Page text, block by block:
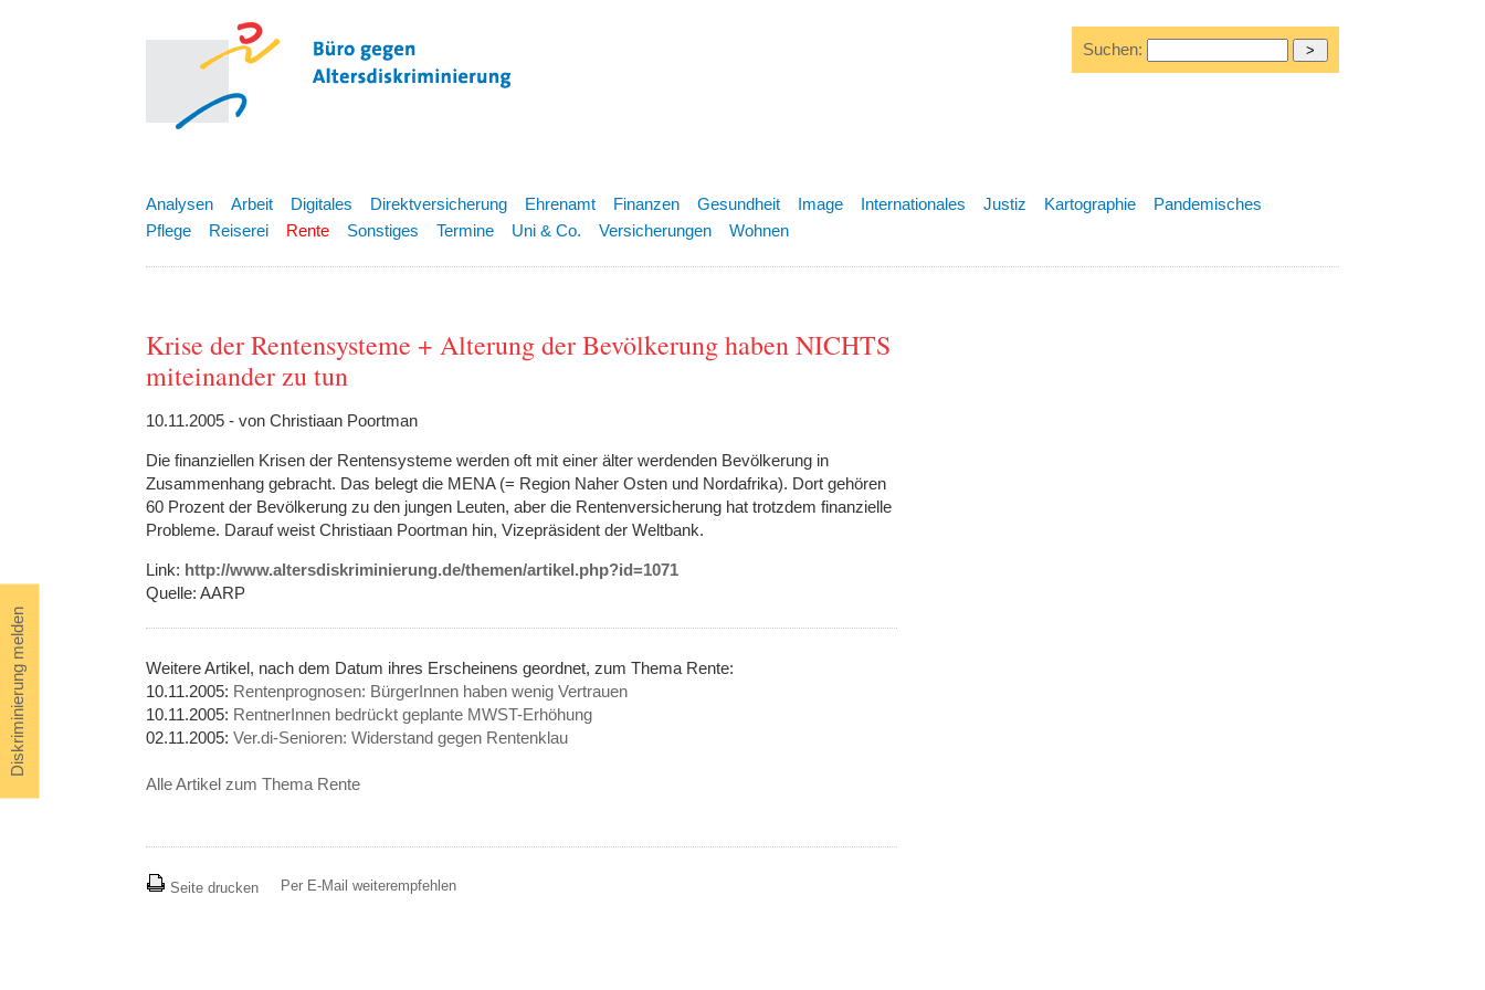
Diskriminierung melden
Suchen:
Analysen Arbeit Digitales Direktversicherung Ehrenamt Finanzen Gesundheit Image Internationales Justiz Kartographie
Pandemisches
Pflege
Reiserei Rente Sonstiges Termine Uni & Co. Versicherungen Wohnen
Krise der Rentensysteme + Alterung der Bevölkerung haben NICHTS
miteinander zu tun
10.11.2005 - von Christiaan Poortman
Die finanziellen Krisen der Rentensysteme werden oft mit einer älter werdenden Bevölkerung in
Zusammenhang gebracht. Das belegt die MENA (= Region Naher Osten und Nordafrika). Dort gehören
60 Prozent der Bevölkerung zu den jungen Leuten, aber die Rentenversicherung hat trotzdem finanzielle
Probleme. Darauf weist Christiaan Poortman hin, Vizepräsident der Weltbank.
Link: http://www.altersdiskriminierung.de/themen/artikel.php?id=1071
Quelle: AARP
Weitere Artikel, nach dem Datum ihres Erscheinens geordnet, zum Thema Rente:
10.11.2005: Rentenprognosen: BürgerInnen haben wenig Vertrauen
10.11.2005: RentnerInnen bedrückt geplante MWST-Erhöhung
02.11.2005: Ver.di-Senioren: Widerstand gegen Rentenklau
Alle Artikel zum Thema Rente
Seite drucken Per E-Mail weiterempfehlen